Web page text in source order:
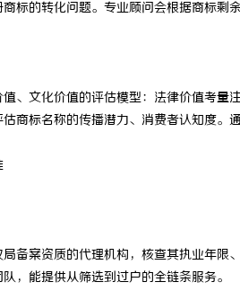
标的转化问题。专业顾问会根据商标剩
、文化价值的评估模型：法律价值考
商标名称的传播潜力、消费者认知度。
备案资质的代理机构，核查其执业年
，能提供从筛选到过户的全链条服务。